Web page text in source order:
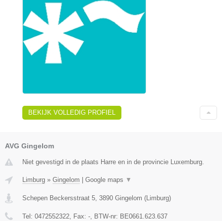
BEKIJK VOLLEDIG PROFIEL
AVG Gingelom
Niet gevestigd in de plaats Harre en in de provincie Luxemburg.
Limburg » Gingelom Google maps ▼
Schepen Beckersstraat 5, 3890 Gingelom (Limburg)
Tel: 0472552322, Fax: -, BTW-nr: BE0661.623.637